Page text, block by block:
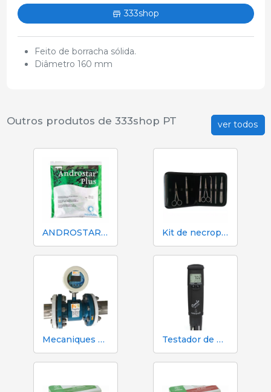
333shop
Feito de borracha sólida.
Diâmetro 160 mm
ver todos
Outros produtos de 333shop PT
ANDROSTAR PLUS 47 g / 100 L - Diluente de sêmen de longa duração Kit de necropsia e dissecção 333 - 7 instrumentos
Mecaniques Segalés DN150 Contador de Volume e Nitrogênio Testador de pH, EC, TDS e temperatura Hanna HI98130